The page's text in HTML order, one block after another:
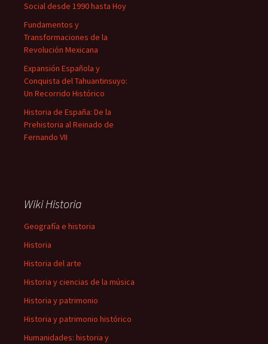
Social desde 1990 hasta Hoy
Fundamentos y
Transformaciones de la
Revolución Mexicana
Expansión Española y
Conquista del Tahuantinsuyo:
Un Recorrido Histórico
Historia de España: De la
Prehistoria al Reinado de
Fernando VII
Wiki Historia
Geografía e historia
Historia
Historia del arte
Historia y ciencias de la música
Historia y patrimonio
Historia y patrimonio histórico
Humanidades: historia y